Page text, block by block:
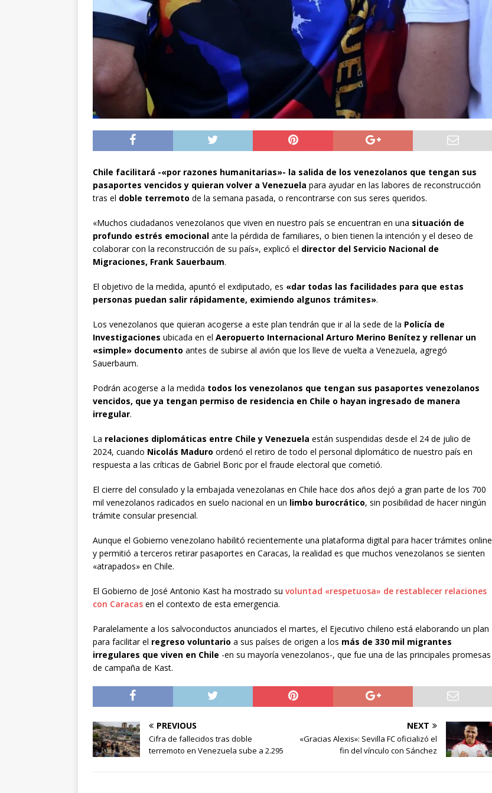
POLICIAL
[ 06/08/2026 ]
El papa León XIV viajará a Uruguay, Argentina y Perú del 6 al 17 de
noviembre
[ 07/08/2026 ]
Diputado Jofré oficia a la SCJ para fiscalizar el impacto fiscal en la
Municipalidad y el GORE Tarapacá
DEPORTES
Chile facilitará -«por razones humanitarias»- la salida de los venezolanos que tengan sus
pasaportes vencidos y quieran volver a Venezuela para ayudar en las labores de reconstrucción
tras el doble terremoto de la semana pasada, o rencontrarse con sus seres queridos.
«Muchos ciudadanos venezolanos que viven en nuestro país se encuentran en una situación de
profundo estrés emocional ante la pérdida de familiares, o bien tienen la intención y el deseo de
colaborar con la reconstrucción de su país», explicó el director del Servicio Nacional de
Migraciones, Frank Sauerbaum.
El objetivo de la medida, apuntó el exdiputado, es «dar todas las facilidades para que estas
personas puedan salir rápidamente, eximiendo algunos trámites».
Los venezolanos que quieran acogerse a este plan tendrán que ir al la sede de la Policía de
Investigaciones ubicada en el Aeropuerto Internacional Arturo Merino Benítez y rellenar un
«simple» documento antes de subirse al avión que los lleve de vuelta a Venezuela, agregó
Sauerbaum.
Podrán acogerse a la medida todos los venezolanos que tengan sus pasaportes venezolanos
vencidos, que ya tengan permiso de residencia en Chile o hayan ingresado de manera
irregular.
La relaciones diplomáticas entre Chile y Venezuela están suspendidas desde el 24 de julio de
2024, cuando Nicolás Maduro ordenó el retiro de todo el personal diplomático de nuestro país en
respuesta a las críticas de Gabriel Boric por el fraude electoral que cometió.
El cierre del consulado y la embajada venezolanas en Chile hace dos años dejó a gran parte de los 700
mil venezolanos radicados en suelo nacional en un limbo burocrático, sin posibilidad de hacer ningún
trámite consular presencial.
Aunque el Gobierno venezolano habilitó recientemente una plataforma digital para hacer trámites online
y permitió a terceros retirar pasaportes en Caracas, la realidad es que muchos venezolanos se sienten
«atrapados» en Chile.
El Gobierno de José Antonio Kast ha mostrado su voluntad «respetuosa» de restablecer relaciones
con Caracas en el contexto de esta emergencia.
Paralelamente a los salvoconductos anunciados el martes, el Ejecutivo chileno está elaborando un plan
para facilitar el regreso voluntario a sus países de origen a los más de 330 mil migrantes
irregulares que viven en Chile -en su mayoría venezolanos-, que fue una de las principales promesas
de campaña de Kast.
PREVIOUS
Cifra de fallecidos tras doble
terremoto en Venezuela sube a 2.295
NEXT
«Gracias Alexis»: Sevilla FC oficializó el
fin del vínculo con Sánchez